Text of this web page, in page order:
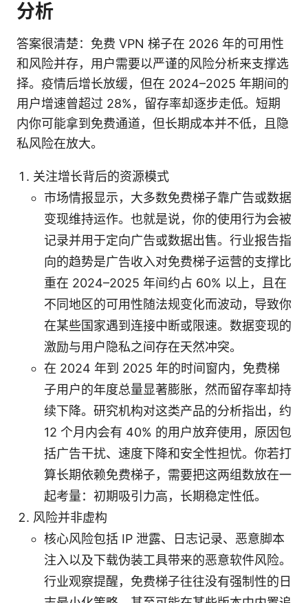
分析
答案很清楚：免费 VPN 梯子在 2026 年的可用性
和风险并存，用户需要以严谨的风险分析来支撑选
择。疫情后增长放缓，但在 2024–2025 年期间的
用户增速曾超过 28%，留存率却逐步走低。短期
内你可能拿到免费通道，但长期成本并不低，且隐
私风险在放大。
关注增长背后的资源模式
市场情报显示，大多数免费梯子靠广告或数据
变现维持运作。也就是说，你的使用行为会被
记录并用于定向广告或数据出售。行业报告指
向的趋势是广告收入对免费梯子运营的支撑比
重在 2024–2025 年间约占 60% 以上，且在
不同地区的可用性随法规变化而波动，导致你
在某些国家遇到连接中断或限速。数据变现的
激励与用户隐私之间存在天然冲突。
在 2024 年到 2025 年的时间窗内，免费梯
子用户的年度总量显著膨胀，然而留存率却持
续下降。研究机构对这类产品的分析指出，约
12 个月内会有 40% 的用户放弃使用，原因包
括广告干扰、速度下降和安全性担忧。你若打
算长期依赖免费梯子，需要把这两组数放在一
起考量：初期吸引力高，长期稳定性低。
风险并非虚构
核心风险包括 IP 泄露、日志记录、恶意脚本
注入以及下载伪装工具带来的恶意软件风险。
行业观察提醒，免费梯子往往没有强制性的日